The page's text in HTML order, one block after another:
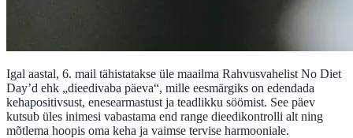
Igal aastal, 6. mail tähistatakse üle maailma Rahvusvahelist No Diet
Day’d ehk „dieedivaba päeva“, mille eesmärgiks on edendada
kehapositivsust, enesearmastust ja teadlikku söömist. See päev
kutsub üles inimesi vabastama end range dieedikontrolli alt ning
mõtlema hoopis oma keha ja vaimse tervise harmooniale.